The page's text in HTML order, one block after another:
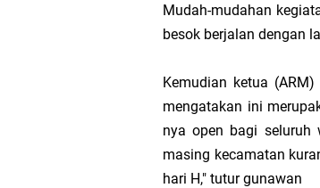
Mudah-mudahan
besok berjalan dengan
Kemudian ketua
mengatakan ini
nya open bagi
masing kecamatan
hari H," tutur gunawan